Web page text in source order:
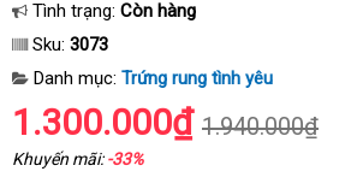
Tình trạng: Còn hàng
Sku: 3073
Danh mục: Trứng rung tình yêu
1.300.000₫ 1.940.000₫
Khuyến mãi:-33%